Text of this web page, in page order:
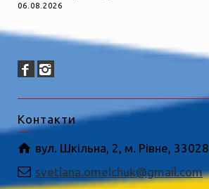
06.08.2026
Контакти
вул. Шкільна, 2, м. Рівне, 33028
svetlana.omelchuk@gmail.com